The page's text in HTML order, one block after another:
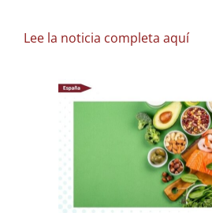
Lee la noticia completa aquí